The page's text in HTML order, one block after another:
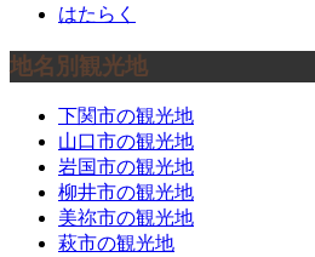
はたらく
地名別観光地
下関市の観光地
山口市の観光地
岩国市の観光地
柳井市の観光地
美祢市の観光地
萩市の観光地